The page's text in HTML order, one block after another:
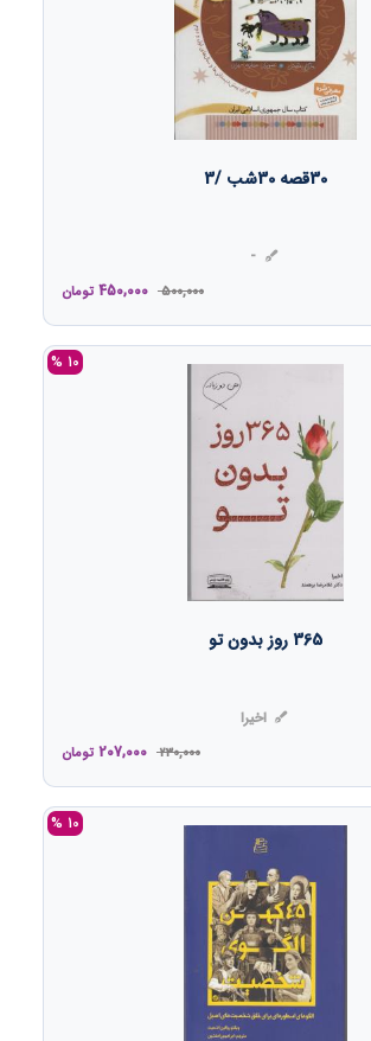
30قصه 30شب /3
-
500,000
450,000 تومان
10 %
365 روز بدون تو
اخیرا
230,000
207,000 تومان
10 %